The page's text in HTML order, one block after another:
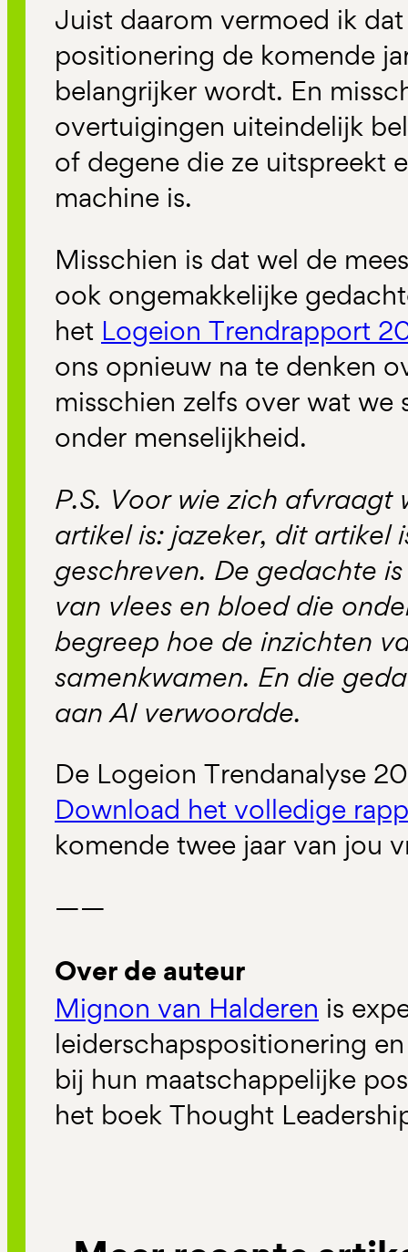
Juist daarom vermoed ik
positionering de komende
belangrijker wordt. En
overtuigingen uiteindelijk
of degene die ze uitspreekt
machine is.
Misschien is dat wel de
ook ongemakkelijke
het Logeion Trendrapport
ons opnieuw na te denken
misschien zelfs over wat we
onder menselijkheid.
P.S. Voor wie zich
artikel is: jazeker, dit artikel
geschreven. De gedachte
van vlees en bloed die
begreep hoe de inzichten
samenkwamen. En die
aan AI verwoordde.
De Logeion Trendanalyse
Download het volledige
komende twee jaar van jou
——
Over de auteur
Mignon van Halderen is
leiderschapspositionering
bij hun maatschappelijke
het boek Thought